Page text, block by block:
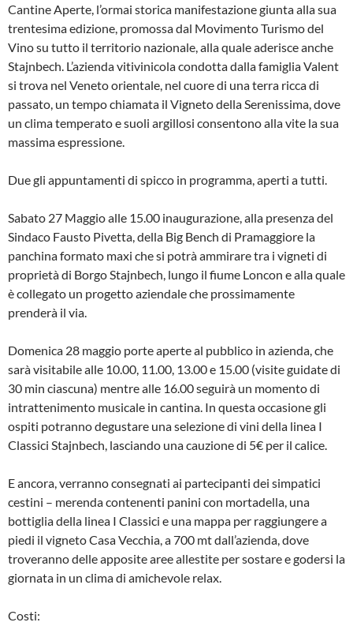
Cantine Aperte, l’ormai storica manifestazione giunta alla sua
trentesima edizione, promossa dal Movimento Turismo del
Vino su tutto il territorio nazionale, alla quale aderisce anche
Stajnbech. L’azienda vitivinicola condotta dalla famiglia Valent
si trova nel Veneto orientale, nel cuore di una terra ricca di
passato, un tempo chiamata il Vigneto della Serenissima, dove
un clima temperato e suoli argillosi consentono alla vite la sua
massima espressione.
Due gli appuntamenti di spicco in programma, aperti a tutti.
Sabato 27 Maggio alle 15.00 inaugurazione, alla presenza del
Sindaco Fausto Pivetta, della Big Bench di Pramaggiore la
panchina formato maxi che si potrà ammirare tra i vigneti di
proprietà di Borgo Stajnbech, lungo il fiume Loncon e alla quale
è collegato un progetto aziendale che prossimamente
prenderà il via.
Domenica 28 maggio porte aperte al pubblico in azienda, che
sarà visitabile alle 10.00, 11.00, 13.00 e 15.00 (visite guidate di
30 min ciascuna) mentre alle 16.00 seguirà un momento di
intrattenimento musicale in cantina. In questa occasione gli
ospiti potranno degustare una selezione di vini della linea I
Classici Stajnbech, lasciando una cauzione di 5€ per il calice.
E ancora, verranno consegnati ai partecipanti dei simpatici
cestini – merenda contenenti panini con mortadella, una
bottiglia della linea I Classici e una mappa per raggiungere a
piedi il vigneto Casa Vecchia, a 700 mt dall’azienda, dove
troveranno delle apposite aree allestite per sostare e godersi la
giornata in un clima di amichevole relax.
Costi: